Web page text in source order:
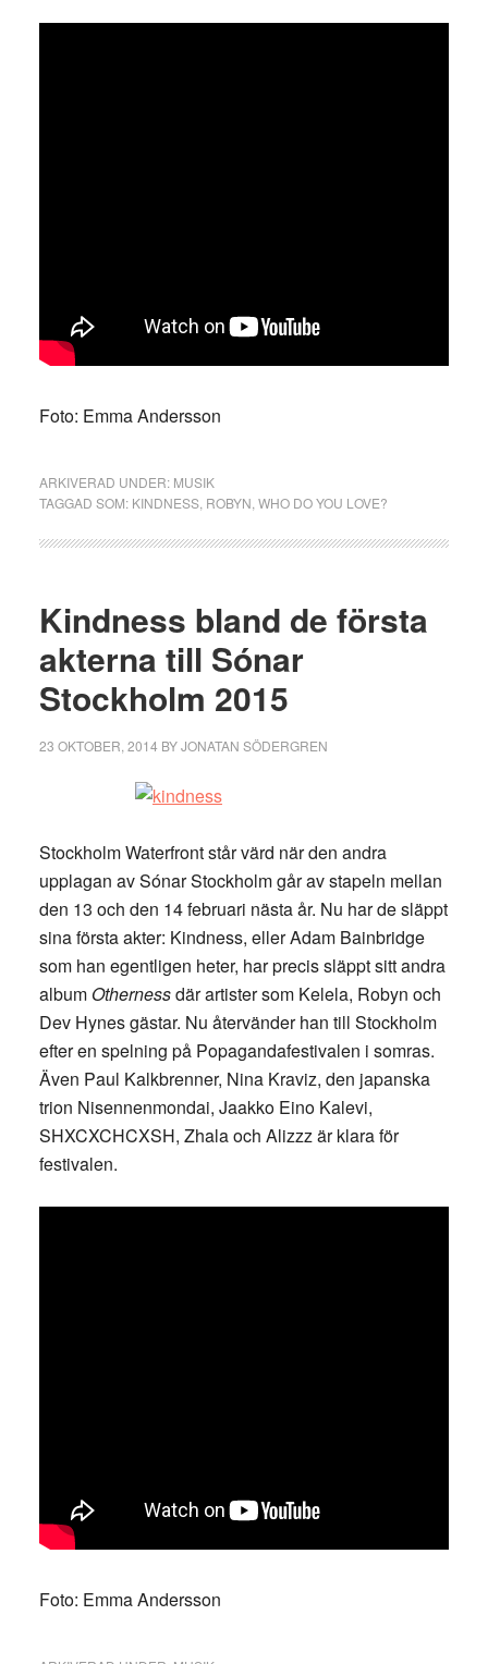
Foto: Emma Andersson
ARKIVERAD UNDER: MUSIK
TAGGAD SOM: KINDNESS, ROBYN WHO DO YOU LOVE?
Kindness bland de första
akterna till Sónar
Stockholm 2015
23 OKTOBER, 2014 BYJONATAN SÖDERGREN
Stockholm Waterfront står värd när den andra
upplagan av Sónar Stockholm går av stapeln mellan
den 13 och den 14 februari nästa år. Nu har de släppt
sina första akter: Kindness, eller Adam Bainbridge
som han egentligen heter, har precis släppt sitt andra
album Othernessdär artister som Kelela, Robyn och
Dev Hynes gästar. Nu återvänder han till Stockholm
efter en spelning på Popagandafestivalen i somras.
Även Paul Kalkbrenner, Nina Kraviz, den japanska
trion Nisennenmondai, Jaakko Eino Kalevi,
SHXCXCHCXSH, Zhala och Alizzz är klara för
festivalen.
Foto: Emma Andersson